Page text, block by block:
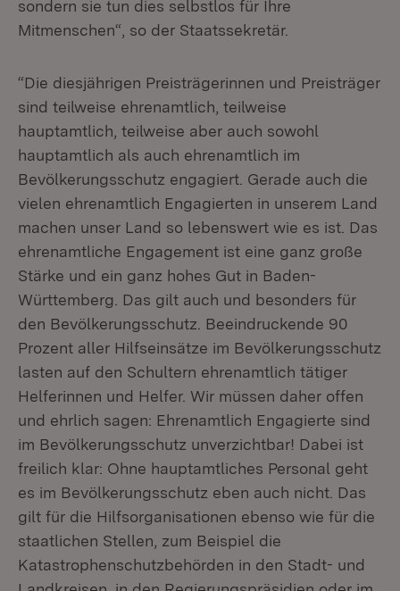
sondern sie tun dies selbstlos für Ihre
Mitmenschen“, so der Staatssekretär.
“Die diesjährigen Preisträgerinnen und Preisträger
sind teilweise ehrenamtlich, teilweise
hauptamtlich, teilweise aber auch sowohl
hauptamtlich als auch ehrenamtlich im
Bevölkerungsschutz engagiert. Gerade auch die
vielen ehrenamtlich Engagierten in unserem Land
machen unser Land so lebenswert wie es ist. Das
ehrenamtliche Engagement ist eine ganz große
Stärke und ein ganz hohes Gut in Baden-
Württemberg. Das gilt auch und besonders für
den Bevölkerungsschutz. Beeindruckende 90
Prozent aller Hilfseinsätze im Bevölkerungsschutz
lasten auf den Schultern ehrenamtlich tätiger
Helferinnen und Helfer. Wir müssen daher offen
und ehrlich sagen: Ehrenamtlich Engagierte sind
im Bevölkerungsschutz unverzichtbar! Dabei ist
freilich klar: Ohne hauptamtliches Personal geht
es im Bevölkerungsschutz eben auch nicht. Das
gilt für die Hilfsorganisationen ebenso wie für die
staatlichen Stellen, zum Beispiel die
Katastrophenschutzbehörden in den Stadt- und